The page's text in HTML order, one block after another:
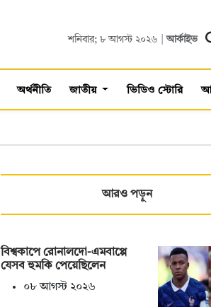
শনিবার; ৮ আগস্ট ২০২৬ |আর্কাইভ
অর্থনীতি জাতীয় ভিডিও স্টোরি
আরও পড়ুন
বিশ্বকাপে রোনালদো-এমবাপ্পে
যেসব হুমকি পেয়েছিলেন
০৮ আগস্ট ২০২৬